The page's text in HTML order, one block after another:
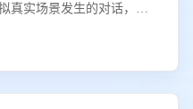
真实场景发生的对话，企